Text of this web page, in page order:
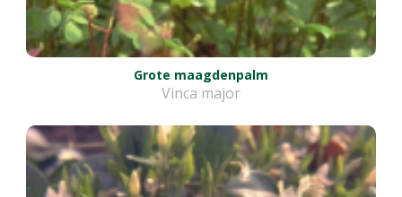
Grote maagdenpalm
Vinca major